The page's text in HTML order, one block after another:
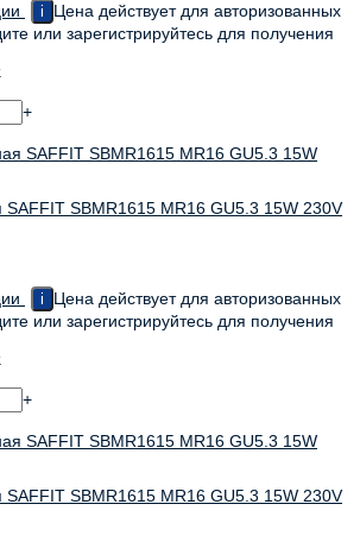
i
Цена действует для авторизованных
или зарегистрируйтесь для получения
+
SBMR1615 MR16 GU5.3 15W 230V
i
Цена действует для авторизованных
или зарегистрируйтесь для получения
+
SBMR1615 MR16 GU5.3 15W 230V